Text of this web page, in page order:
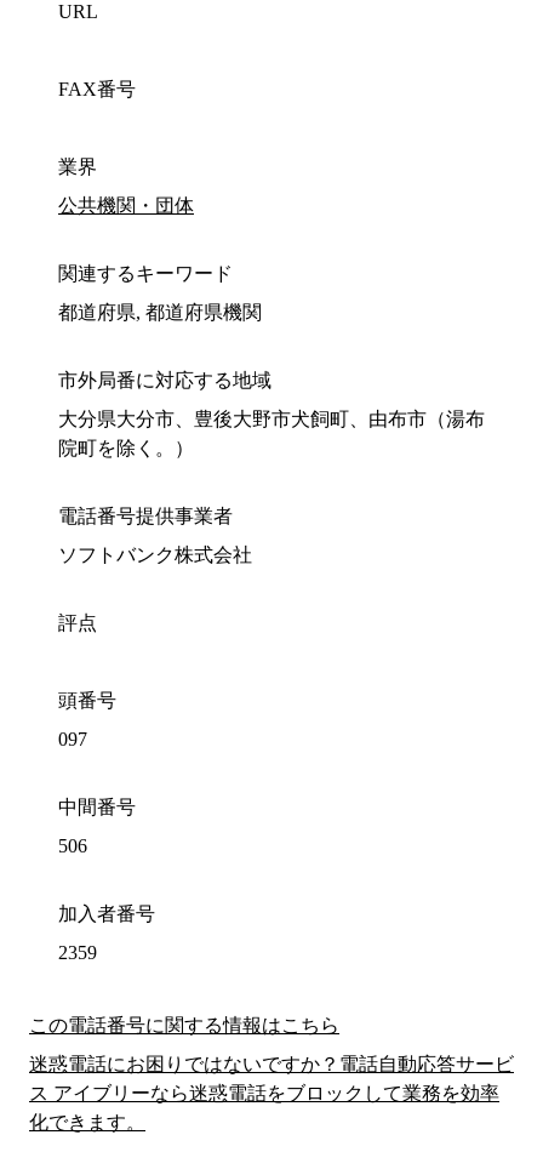
URL
FAX番号
業界
公共機関・団体
関連するキーワード
都道府県, 都道府県機関
市外局番に対応する地域
大分県大分市、豊後大野市犬飼町、由布市（湯布
院町を除く。）
電話番号提供事業者
ソフトバンク株式会社
評点
頭番号
097
中間番号
506
加入者番号
2359
この電話番号に関する情報はこちら
迷惑電話にお困りではないですか？電話自動応答サービ
ス アイブリーなら迷惑電話をブロックして業務を効率
化できます。